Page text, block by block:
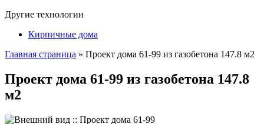
Другие технологии
Кирпичные дома
Главная страница » Проект дома 61-99 из газобетона 147.8 м2
Проект дома 61-99 из газобетона 147.8
м2